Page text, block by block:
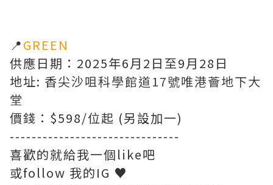
📍GREEN
供應日期：2025年6月2日至9月28日
地址: 香尖沙咀科學館道17號唯港薈地下大
堂
價錢：$598/位起 (另設加一)
-------------------------------
喜歡的就給我一個like吧
或follow 我的IG ♥️